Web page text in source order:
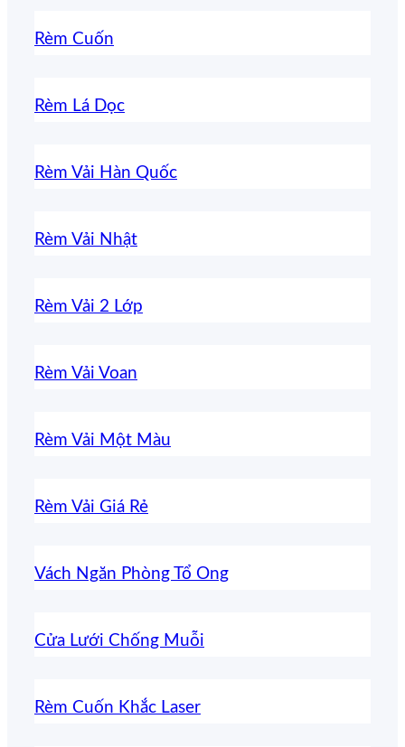
Rèm Cuốn
Rèm Lá Dọc
Rèm Vải Hàn Quốc
Rèm Vải Nhật
Rèm Vải 2 Lớp
Rèm Vải Voan
Rèm Vải Một Màu
Rèm Vải Giá Rẻ
Vách Ngăn Phòng Tổ Ong
Cửa Lưới Chống Muỗi
Rèm Cuốn Khắc Laser